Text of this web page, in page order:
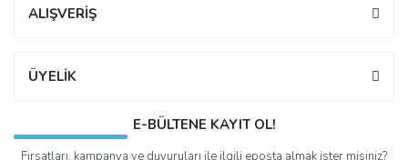
ALIŞVERİŞ
ÜYELİK
E-BÜLTENE KAYIT OL!
Fırsatları, kampanya ve duyuruları ile ilgili eposta almak ister misiniz?